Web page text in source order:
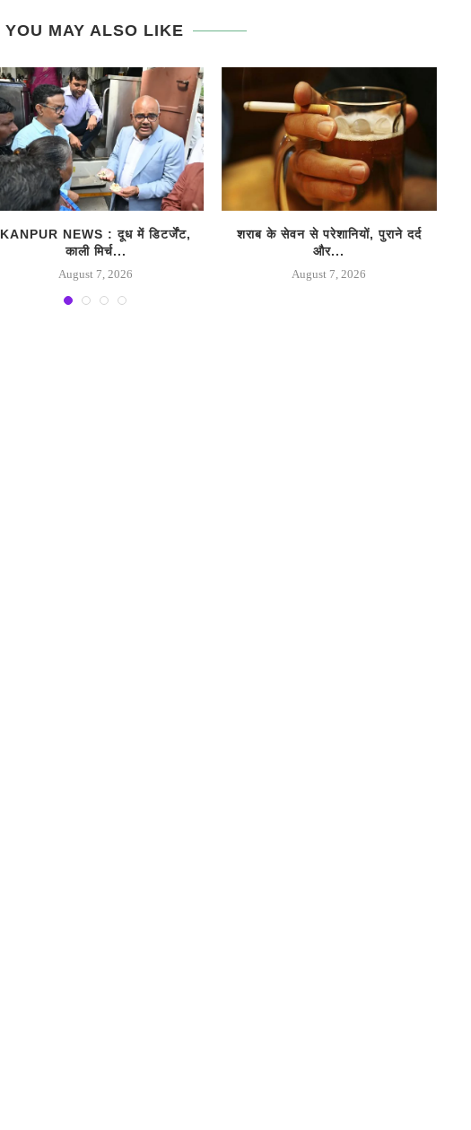
YOU MAY ALSO LIKE
KANPUR NEWS : दूध में डिटर्जेंट,
काली मिर्च...
August 7, 2026
शराब के सेवन से परेशानियों, पुराने दर्द
और...
August 7, 2026